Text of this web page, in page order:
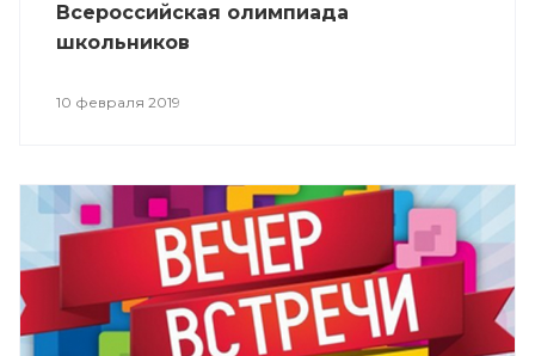
Всероссийская олимпиада
школьников
10 февраля 2019